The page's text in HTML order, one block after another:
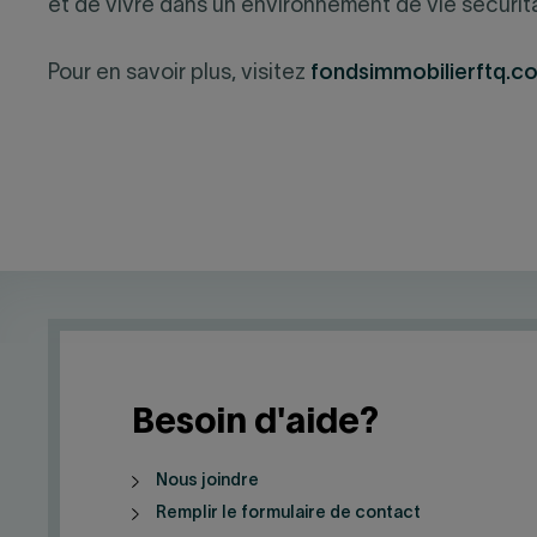
et de vivre dans un environnement de vie
Pour en savoir plus, visitez
Besoin d'aide?
Nous joindre
Remplir le formulaire de contact